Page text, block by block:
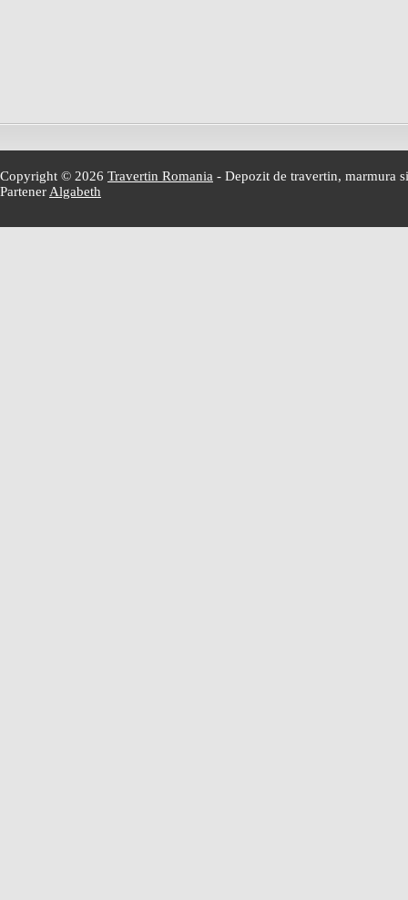
Copyright © 2026 Travertin Romania - Depozit de travertin, marmura
Partener Algabeth